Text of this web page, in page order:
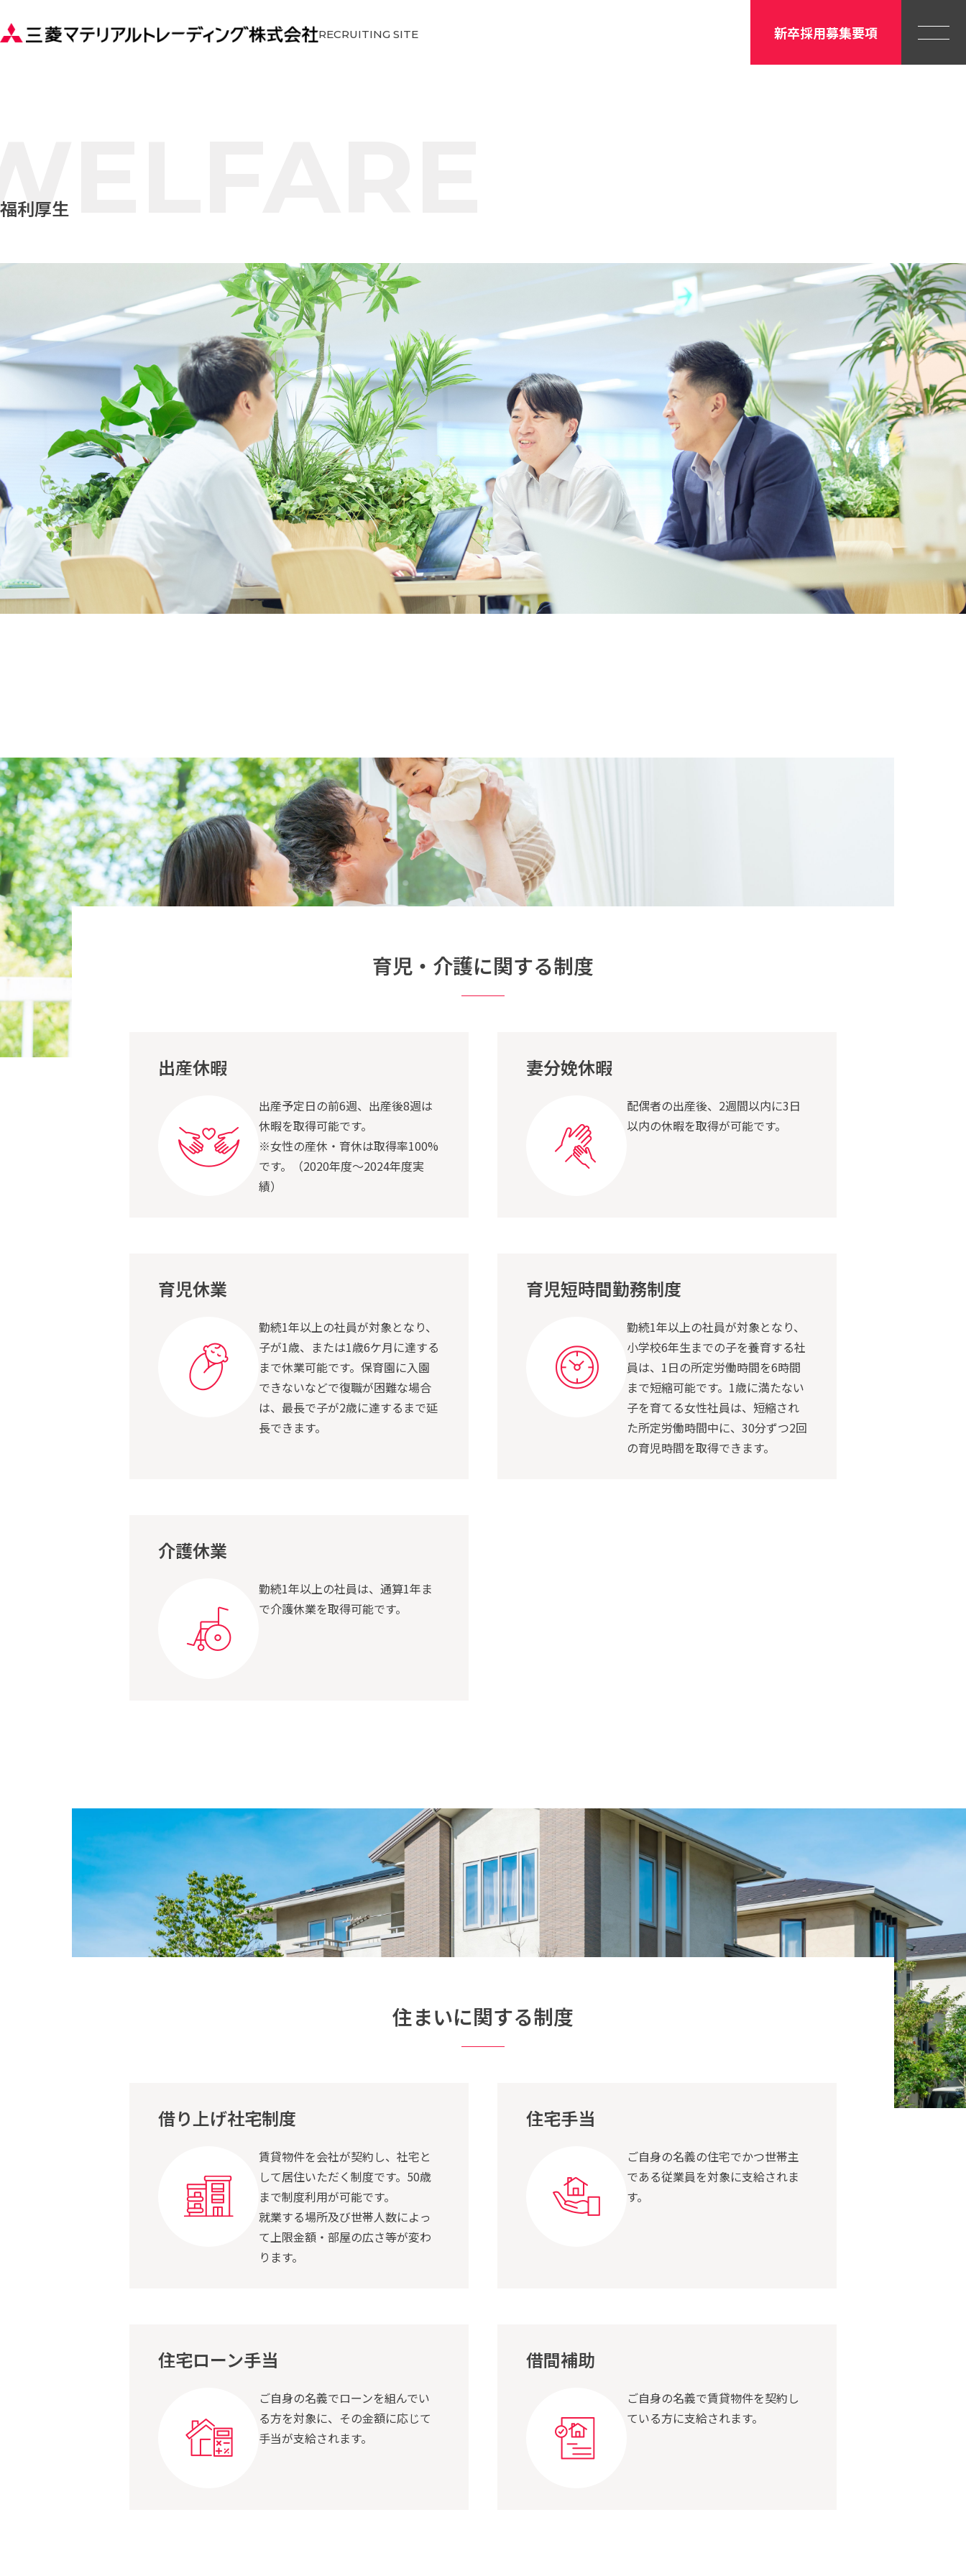
RECRUITING SITE 新卒採用募集要項
福利厚生
育児・介護に関する制度
出産休暇
出産予定日の前6週、出産後8週は
休暇を取得可能です。
※女性の産休・育休は取得率100%
です。（2020年度～2024年度実
績）
妻分娩休暇
配偶者の出産後、2週間以内に3日
以内の休暇を取得が可能です。
育児休業
勤続1年以上の社員が対象となり、
子が1歳、または1歳6ケ月に達する
まで休業可能です。保育園に入園
できないなどで復職が困難な場合
は、最長で子が2歳に達するまで延
長できます。
育児短時間勤務制度
勤続1年以上の社員が対象となり、
小学校6年生までの子を養育する社
員は、1日の所定労働時間を6時間
まで短縮可能です。1歳に満たない
子を育てる女性社員は、短縮され
た所定労働時間中に、30分ずつ2回
の育児時間を取得できます。
介護休業
勤続1年以上の社員は、通算1年ま
で介護休業を取得可能です。
住まいに関する制度
借り上げ社宅制度
賃貸物件を会社が契約し、社宅と
して居住いただく制度です。50歳
まで制度利用が可能です。
就業する場所及び世帯人数によっ
て上限金額・部屋の広さ等が変わ
ります。
住宅手当
ご自身の名義の住宅でかつ世帯主
である従業員を対象に支給されま
す。
住宅ローン手当
ご自身の名義でローンを組んでい
る方を対象に、その金額に応じて
手当が支給されます。
借間補助
ご自身の名義で賃貸物件を契約し
ている方に支給されます。